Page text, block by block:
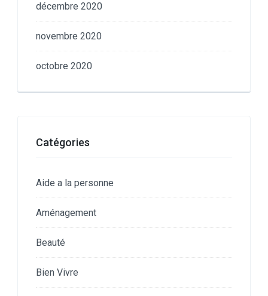
décembre 2020
novembre 2020
octobre 2020
Catégories
Aide a la personne
Aménagement
Beauté
Bien Vivre